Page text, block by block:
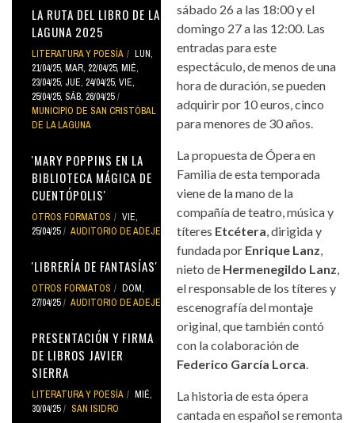
LA RUTA DEL LIBRO DE LA
LAGUNA 2025
LITERATURA Y POESÍA
LUN,
21/04/25, MAR, 22/04/25, MIÉ,
23/04/25, JUE, 24/04/25, VIE,
25/04/25, SÁB, 26/04/25
MUNICIPIO DE SAN CRISTÓBAL
DE LA LAGUNA
'MARY POPPINS EN LA
BIBLIOTECA MÁGICA DE
CUENTÓPOLIS'
OTROS FORMATOS
VIE,
25/04/25
AUDITORIO DE ADEJE
'LIBRERÍA DE FANTASÍAS'
OTROS FORMATOS
DOM,
27/04/25
AUDITORIO DE ADEJE
PRESENTACIÓN Y FIRMA
DE LIBROS JAVIER
SIERRA
LITERATURA Y POESÍA
MIÉ,
30/04/25
SAN ISIDRO
sábado 26 a las 18:00 y el
domingo 27 a las 12:00. Las
entradas para este
espectáculo, de menos de una
hora de duración, se pueden
adquirir por 10 euros, cinco
para menores de 30 años.
La propuesta de Ópera en
Familia de esta temporada
viene de la mano de la
compañía de teatro, música y
títeres Etcétera , dirigida y
fundada por Enrique Lanz
nieto de Hermenegildo Lanz
el responsable de los títeres y
escenografía del montaje
original, que también contó
con la colaboración de
Federico García Lorca
La historia de esta ópera
cantada en español se remonta